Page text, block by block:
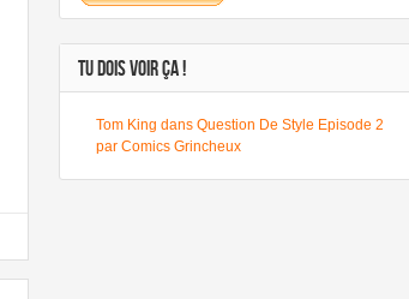
TU DOIS VOIR ÇA !
Tom King dans Question De Style Episode 2
par Comics Grincheux